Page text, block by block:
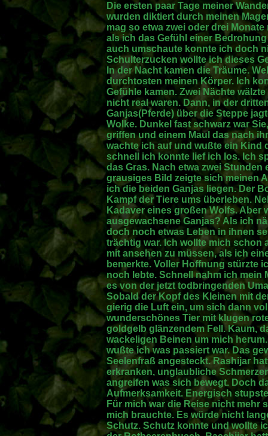
Die ersten paar Tage meiner
wurden diktiert durch meinen
mag so etwa zwei oder drei
als ich das Gefühl einer
auch umschaute konnte ich doch
Schulterzucken wollte ich dieses
In der Nacht kamen die Träume.
durchtosten meinen Körper. Ich
Gefühle kamen. Zwei Nächte
nicht real waren. Dann, in der
Ganjas(Pferde) über die Steppe
Wolke. Dunkel fast schwarz war
griffen und einem Maul das nach
wachte ich auf und wußte ein Kind
schnell ich konnte lief ich los. Ich
das Gras. Nach etwa zwei
grausiges Bild zeigte sich meinen
ich die beiden Ganjas liegen. Der
Kampf der Tiere ums überleben.
Kadaver eines großen Wolfs. Aber
ausgewachsene Ganjas? Als ich
doch noch etwas Leben in ihnen
trächtig war. Ich wollte mich schon
mit ansehen zu müssen, als ich
bemerkte. Voller Hoffnung stürzte
noch lebte. Schnell nahm ich mein
es von der jetzt todbringenden
Sobald der Kopf des Kleinen mit
gierig die Luft ein, um sich dann
wunderschönes Tier mit klugen
goldgelb glänzendem Fell. Kaum,
wackeligen Beinen um mich
wußte ich was passiert war. Das
Seelenfraß angesteckt. Rashijar
erkranken, unglaubliche
angreifen was sich bewegt. Doch
Aufmerksamkeit. Energisch
Für mich war die Reise nicht mehr
mich brauchte. Es würde nicht
Schutz. Schutz konnte und wollte